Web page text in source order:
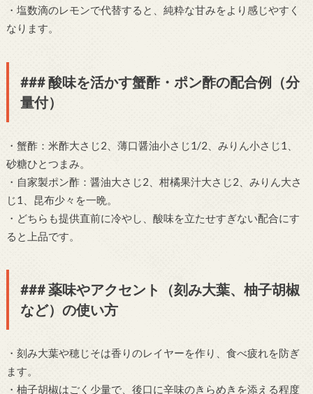
・塩数滴のレモンで代替すると、純粋な甘みをより感じやすく
なります。
### 酸味を活かす蟹酢・ポン酢の配合例（分
量付）
・蟹酢：米酢大さじ2、薄口醤油小さじ1/2、みりん小さじ1、
砂糖ひとつまみ。
・自家製ポン酢：醤油大さじ2、柑橘果汁大さじ2、みりん大さ
じ1、昆布少々を一晩。
・どちらも提供直前に冷やし、酸味を立たせすぎない配合にす
ると上品です。
### 薬味やアクセント（刻み大葉、柚子胡椒
など）の使い方
・刻み大葉や穂じそは香りのレイヤーを作り、食べ疲れを防ぎ
ます。
・柚子胡椒はごく少量で、後口に辛味のきらめきを添える程度